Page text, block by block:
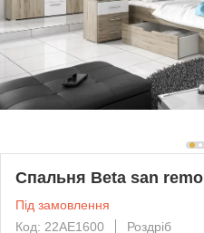
Спальня Beta san remo
Під замовлення
Код: 22AE1600
Роздріб